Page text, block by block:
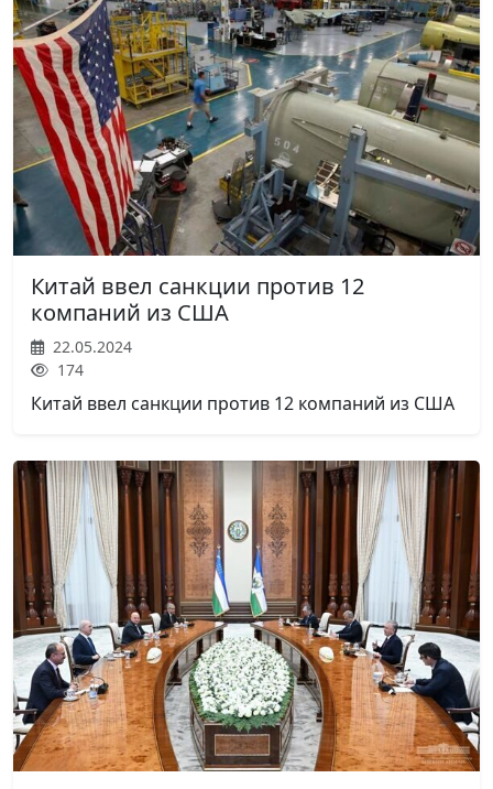
Китай ввел санкции против 12
компаний из США
22.05.2024
174
Китай ввел санкции против 12 компаний из США